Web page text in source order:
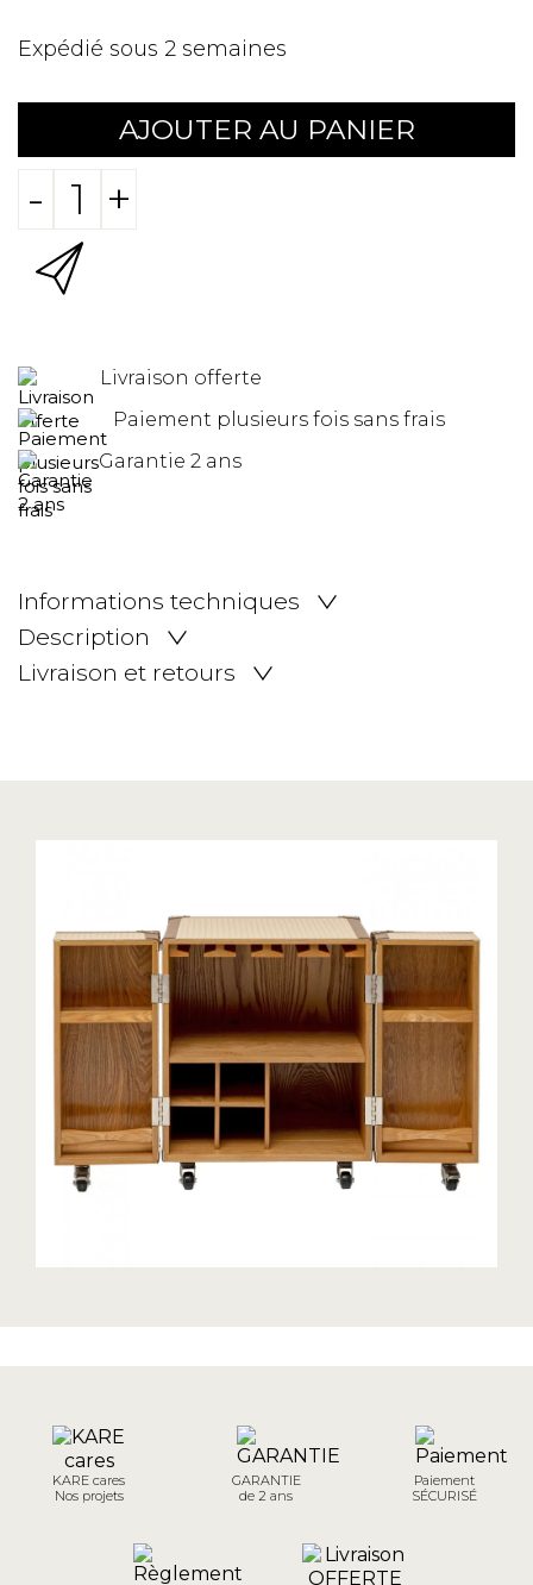
Expédié sous 2 semaines
AJOUTER AU PANIER
- +
Livraison offerte
Paiement plusieurs fois sans frais
Garantie 2 ans
Informations techniques
Description
Livraison et retours
KARE cares
Nos projets
GARANTIE
de 2 ans
Paiement
SÉCURISÉ